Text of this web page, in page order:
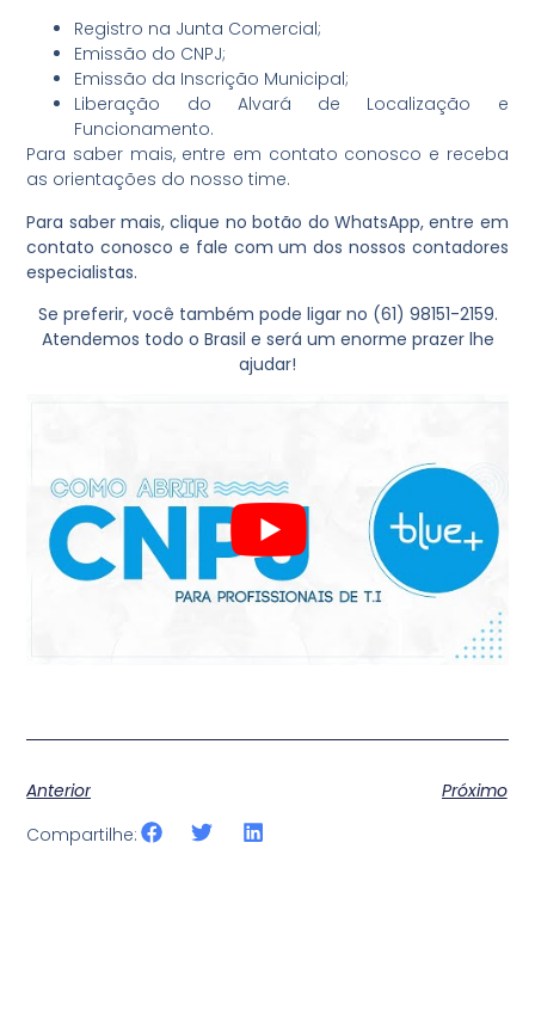
Registro na Junta Comercial;
Emissão do CNPJ;
Emissão da Inscrição Municipal;
Liberação do Alvará de Localização e
Funcionamento.
Para saber mais, entre em contato conosco e receba
as orientações do nosso time.
Para saber mais, clique no botão do WhatsApp, entre em
contato conosco e fale com um dos nossos contadores
especialistas.
Se preferir, você também pode ligar no (61) 98151-2159.
Atendemos todo o Brasil e será um enorme prazer lhe
ajudar!
Anterior
Próximo
Compartilhe: